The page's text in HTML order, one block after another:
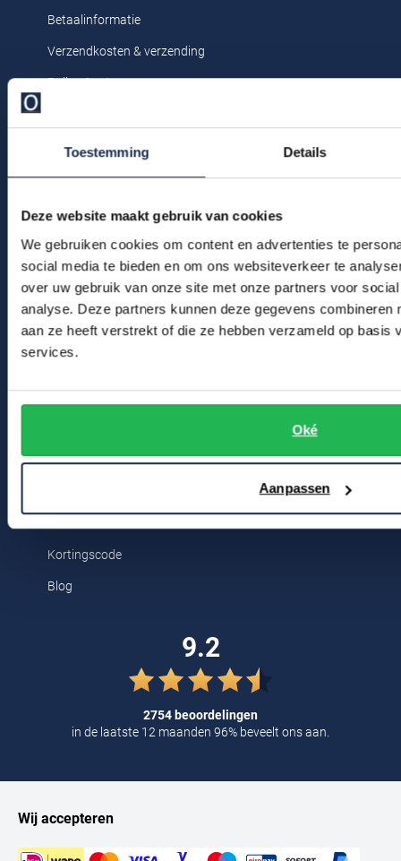
Toestemming Details
Deze website maakt gebruik van cookies
We gebruiken cookies om content en advertenties te
social media te bieden en om ons websiteverkeer te
over uw gebruik van onze site met onze partners voor
analyse. Deze partners kunnen deze gegevens combineren
aan ze heeft verstrekt of die ze hebben verzameld op basis
services.
Oké
Aanpassen
Profuomo
R2
Seidensticker
Tommy Hilfiger
Replay
Schiesser
Slater
State of Art
Superdry
Tenson
Vanguard
William Lockie
Alle Merken
Betaalinformatie
Verzendkosten & verzending
Ruilen & retourneren
Veelgestelde vragen
Kledingonderhoud
Klantenservice
Actievoorwaarden
Winkel
Winkel & Openingstijden
Contact
Bert Schrier Herenmode
2311 CX Leiden
Voor jou
Kortingscode
Blog
9.2
2754 beoordelingen
in de laatste 12 maanden 96% beveelt ons aan.
Wij accepteren